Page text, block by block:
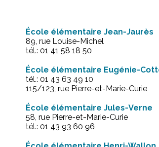
École élémentaire Jean-Jaurès
89, rue Louise-Michel
tél.: 01 41 58 18 50
École élémentaire Eugénie-
tél.: 01 43 63 49 10
115/123, rue Pierre-et-Marie-Curie
École élémentaire Jules-Verne
58, rue Pierre-et-Marie-Curie
tél.: 01 43 93 60 96